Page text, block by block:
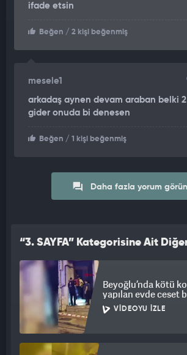
ifade etsin
Beğen / 2 kişi beğenmiş
mesele1
arkadaş aynen devam araban belki 2
gider onuda bi denesen
Beğen / 1 kişi beğenmiş
Daha fazla yorum
“3. SAYFA” Kategorisine Ait
Beyoğlu’nda kötü
yapılan evde ceset
VIDEOYU İZLE